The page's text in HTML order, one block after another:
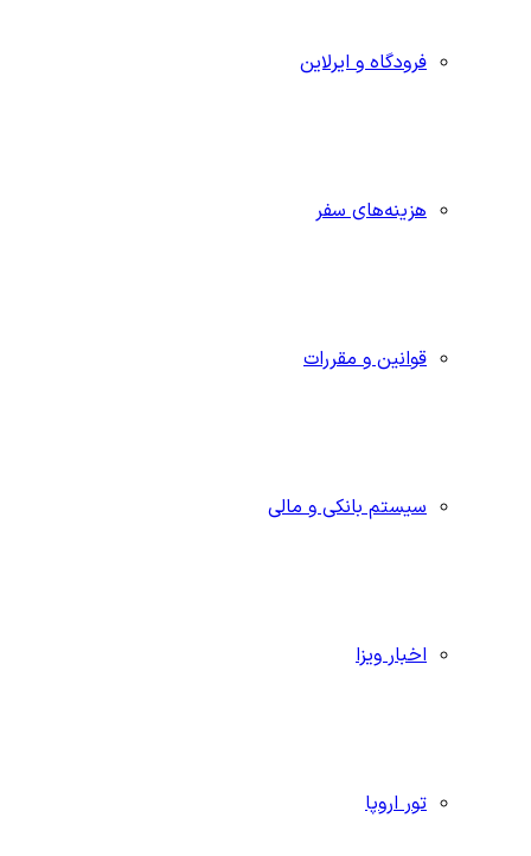
فرودگاه و ایرلاین
هزینه‌های سفر
قوانین و مقررات
سیستم بانکی و مالی
اخبار ویزا
تور اروپا